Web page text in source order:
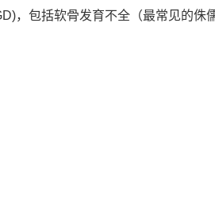
，包括软骨发育不全（最常见的侏